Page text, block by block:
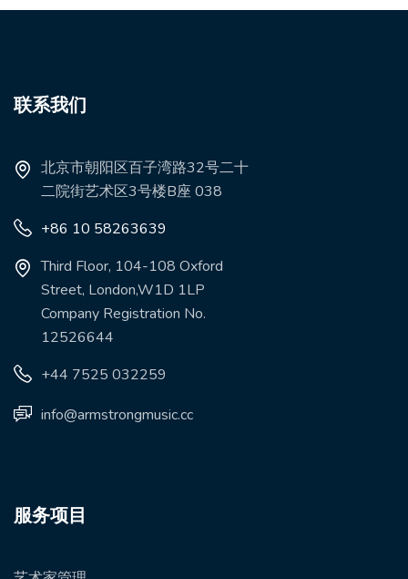
联系我们
北京市朝阳区百子湾路32号二十
二院街艺术区3号楼B座 038
+86 10 58263639
Third Floor, 104-108 Oxford
Street, London,W1D 1LP
Company Registration No.
12526644
+44 7525 032259
info@armstrongmusic.cc
服务项目